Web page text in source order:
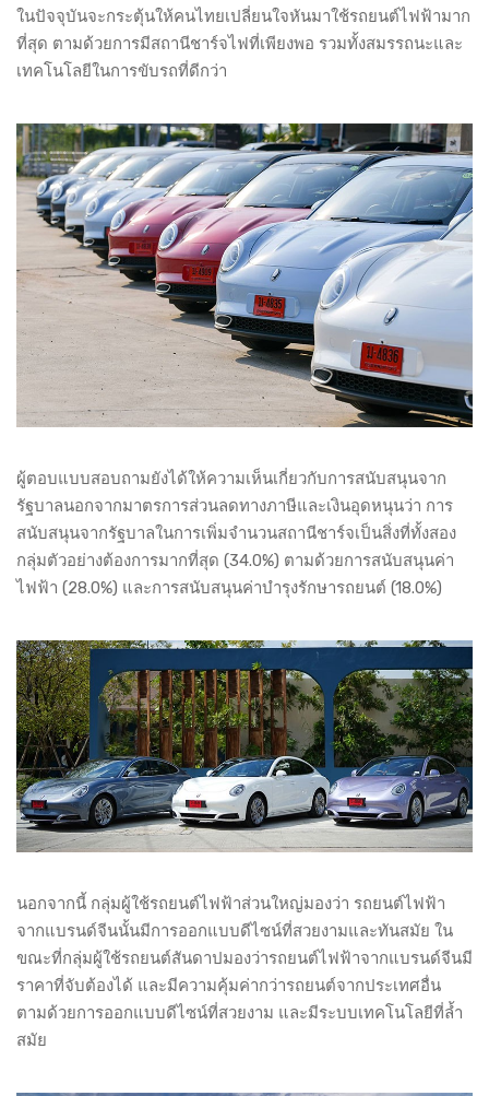
ในปัจจุบันจะกระตุ้นให้คนไทยเปลี่ยนใจหันมาใช้รถยนต์ไฟฟ้ามาก
ที่สุด ตามด้วยการมีสถานีชาร์จไฟที่เพียงพอ รวมทั้งสมรรถนะและ
เทคโนโลยีในการขับรถที่ดีกว่า
ผู้ตอบแบบสอบถามยังได้ให้ความเห็นเกี่ยวกับการสนับสนุนจาก
รัฐบาลนอกจากมาตรการส่วนลดทางภาษีและเงินอุดหนุนว่า การ
สนับสนุนจากรัฐบาลในการเพิ่มจำนวนสถานีชาร์จเป็นสิ่งที่ทั้งสอง
กลุ่มตัวอย่างต้องการมากที่สุด (34.0%) ตามด้วยการสนับสนุนค่า
ไฟฟ้า (28.0%) และการสนับสนุนค่าบำรุงรักษารถยนต์ (18.0%)
นอกจากนี้ กลุ่มผู้ใช้รถยนต์ไฟฟ้าส่วนใหญ่มองว่า รถยนต์ไฟฟ้า
จากแบรนด์จีนนั้นมีการออกแบบดีไซน์ที่สวยงามและทันสมัย ใน
ขณะที่กลุ่มผู้ใช้รถยนต์สันดาปมองว่ารถยนต์ไฟฟ้าจากแบรนด์จีนมี
ราคาที่จับต้องได้ และมีความคุ้มค่ากว่ารถยนต์จากประเทศอื่น
ตามด้วยการออกแบบดีไซน์ที่สวยงาม และมีระบบเทคโนโลยีที่ล้ำ
สมัย